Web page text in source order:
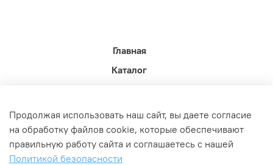
Главная
Каталог
Доставка
Политика возврата
Продолжая использовать наш сайт, вы даете согласие
на обработку файлов cookie, которые обеспечивают
правильную работу сайта и соглашаетесь с нашей
Политикой безопасности